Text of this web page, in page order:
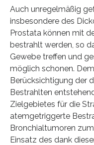
Auch unregelmäßig
insbesondere des
Prostata können mit
bestrahlt werden, so
Gewebe treffen und
möglich schonen.
Berücksichtigung der
Bestrahlten
Zielgebietes für die
atemgetriggerte
Bronchialtumoren
Einsatz des dank